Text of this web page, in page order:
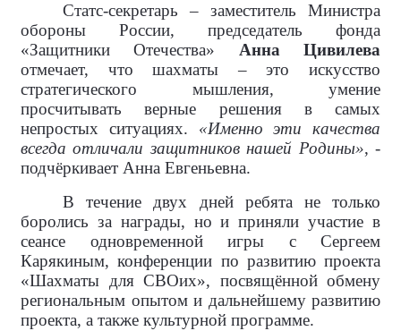
Статс-секретарь – заместитель Министра
обороны России, председатель фонда
«Защитники Отечества» Анна Цивилева
отмечает, что шахматы – это искусство
стратегического мышления, умение
просчитывать верные решения в самых
непростых ситуациях. «Именно эти качества
всегда отличали защитников нашей Родины», -
подчёркивает Анна Евгеньевна.
В течение двух дней ребята не только
боролись за награды, но и приняли участие в
сеансе одновременной игры с Сергеем
Карякиным, конференции по развитию проекта
«Шахматы для СВОих», посвящённой обмену
региональным опытом и дальнейшему развитию
проекта, а также культурной программе.